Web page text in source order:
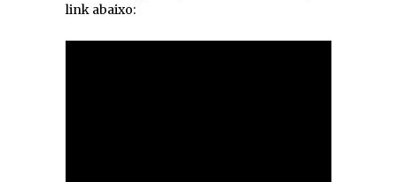
link abaixo: